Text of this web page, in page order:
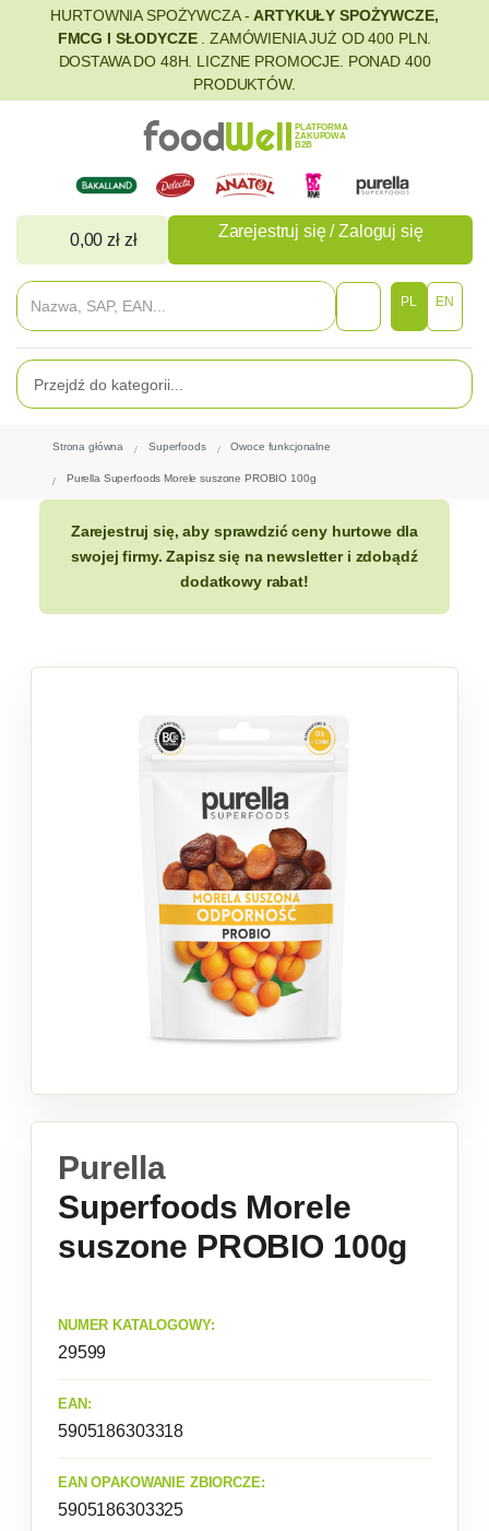
HURTOWNIA SPOŻYWCZA -ARTYKUŁY SPOŻYWCZE,
FMCG I SŁODYCZE
. ZAMÓWIENIA JUŻ OD 400 PLN.
DOSTAWA DO 48H. LICZNE PROMOCJE. PONAD 400
PRODUKTÓW.
PLATFORMA
ZAKUPOWA
B2B
0,00 zł zł Zarejestruj się / Zaloguj się
PL EN
Strona główna Superfoods Owoce funkcjonalne
Purella Superfoods Morele suszone PROBIO 100g
Zarejestruj się, aby sprawdzić ceny hurtowe dla
swojej firmy. Zapisz się na newsletter i zdobądź
dodatkowy rabat!
Purella
Superfoods Morele
suszone PROBIO 100g
NUMER KATALOGOWY:
29599
EAN:
5905186303318
EAN OPAKOWANIE ZBIORCZE:
5905186303325